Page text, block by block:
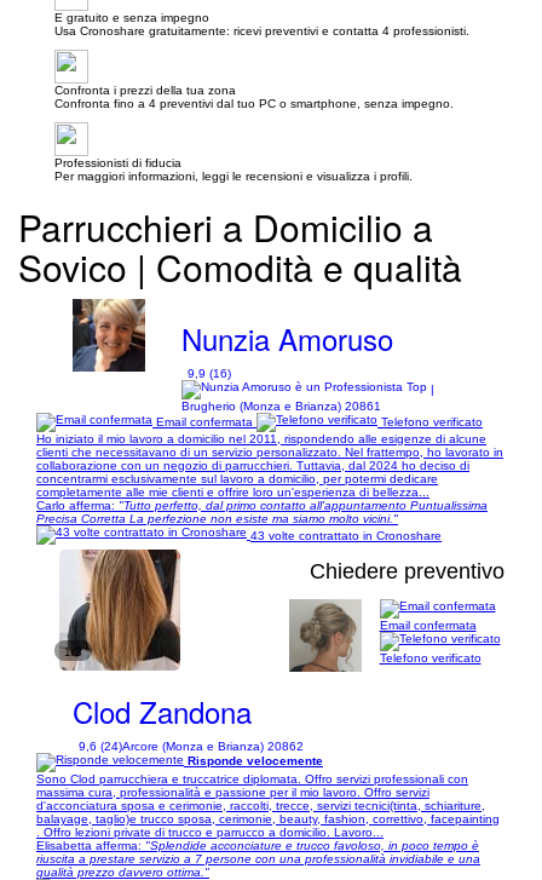
E gratuito e senza impegno
Usa Cronoshare gratuitamente: ricevi preventivi e contatta 4 professionisti.
Confronta i prezzi della tua zona
Confronta fino a 4 preventivi dal tuo PC o smartphone, senza impegno.
Professionisti di fiducia
Per maggiori informazioni, leggi le recensioni e visualizza i profili.
Parrucchieri a Domicilio a
Sovico | Comodità e qualità
Nunzia Amoruso
9,9 (16)
|
Brugherio (Monza e Brianza) 20861
Email confermata
Telefono verificato
Ho iniziato il mio lavoro a domicilio nel 2011, rispondendo alle esigenze di alcune
clienti che necessitavano di un servizio personalizzato. Nel frattempo, ho lavorato in
collaborazione con un negozio di parrucchieri. Tuttavia, dal 2024 ho deciso di
concentrarmi esclusivamente sul lavoro a domicilio, per potermi dedicare
completamente alle mie clienti e offrire loro un'esperienza di bellezza...
Carlo afferma: "Tutto perfetto, dal primo contatto all'appuntamento Puntualissima
Precisa Corretta La perfezione non esiste ma siamo molto vicini."
43 volte contrattato in Cronoshare
1/3
Chiedere preventivo
Clod Zandona
9,6 (24)Arcore (Monza e Brianza) 20862
Email confermata
Telefono verificato
Risponde velocemente
Sono Clod parrucchiera e truccatrice diplomata. Offro servizi professionali con
massima cura, professionalità e passione per il mio lavoro. Offro servizi
d'acconciatura sposa e cerimonie, raccolti, trecce, servizi tecnici(tinta, schiariture,
balayage, taglio)e trucco sposa, cerimonie, beauty, fashion, correttivo, facepainting
. Offro lezioni private di trucco e parrucco a domicilio. Lavoro...
Elisabetta afferma: "Splendide acconciature e trucco favoloso, in poco tempo è
riuscita a prestare servizio a 7 persone con una professionalità invidiabile e una
qualità prezzo davvero ottima."